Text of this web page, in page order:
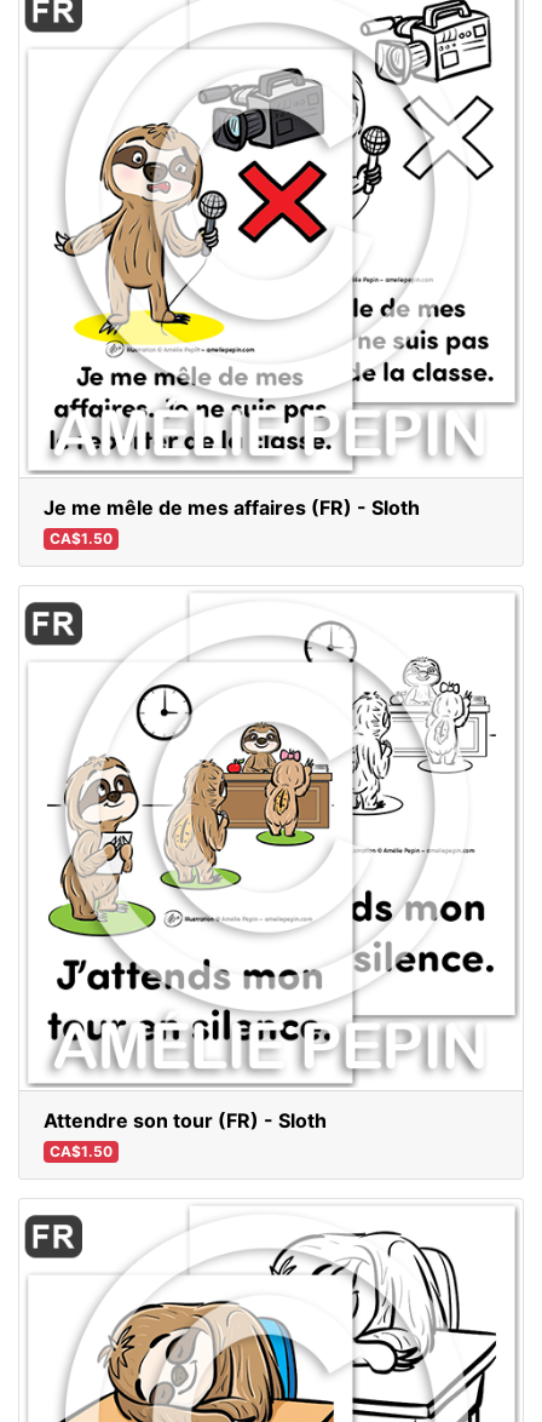
Je me mêle de mes affaires (FR) - Sloth
CA$1.50
Attendre son tour (FR) - Sloth
CA$1.50